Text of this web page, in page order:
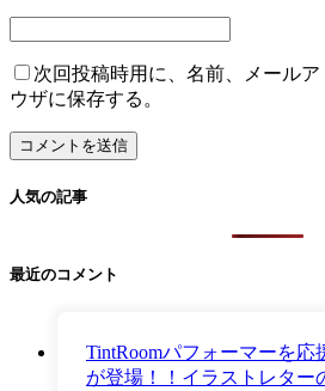
次回投稿時用に、名前、メール
ウザに保存する。
人気の記事
最近のコメント
TintRoomパフォーマーを応
が登場！！イラストレター